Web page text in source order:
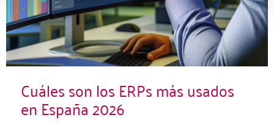
Cuáles son los ERPs más usados
en España 2026